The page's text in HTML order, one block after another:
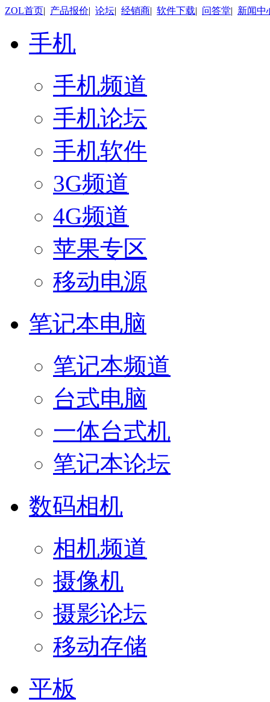
ZOL首页| 产品报价| 论坛| 经销商| 软件下载| 问答堂| 新闻中
手机
手机频道
手机论坛
手机软件
3G频道
4G频道
苹果专区
移动电源
笔记本电脑
笔记本频道
台式电脑
一体台式机
笔记本论坛
数码相机
相机频道
摄像机
摄影论坛
移动存储
平板